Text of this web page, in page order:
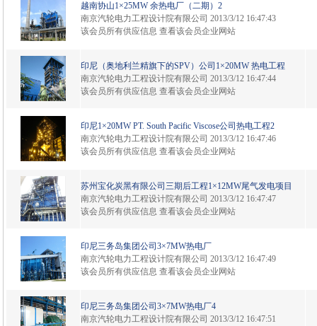
越南协山1×25MW 余热电厂（二期）2
南京汽轮电力工程设计院有限公司 2013/3/12 16:47:43
该会员所有供应信息 查看该会员企业网站
印尼（奥地利兰精旗下的SPV）公司1×20MW 热电工程
南京汽轮电力工程设计院有限公司 2013/3/12 16:47:44
该会员所有供应信息 查看该会员企业网站
印尼1×20MW PT. South Pacific Viscose公司热电工程2
南京汽轮电力工程设计院有限公司 2013/3/12 16:47:46
该会员所有供应信息 查看该会员企业网站
苏州宝化炭黑有限公司三期后工程1×12MW尾气发电项目
南京汽轮电力工程设计院有限公司 2013/3/12 16:47:47
该会员所有供应信息 查看该会员企业网站
印尼三务岛集团公司3×7MW热电厂
南京汽轮电力工程设计院有限公司 2013/3/12 16:47:49
该会员所有供应信息 查看该会员企业网站
印尼三务岛集团公司3×7MW热电厂4
南京汽轮电力工程设计院有限公司 2013/3/12 16:47:51